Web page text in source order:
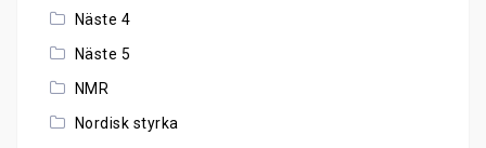
Näste 4
Näste 5
NMR
Nordisk styrka